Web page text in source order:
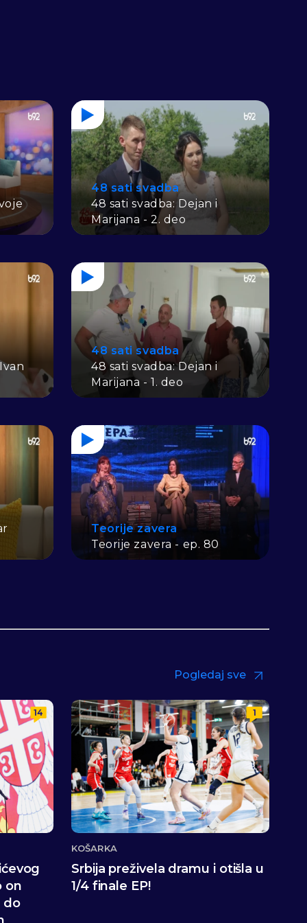
48 sati svadba
48 sati svadba: Dejan i
Marijana - 2. deo
48 sati svadba
48 sati svadba: Dejan i
Marijana - 1. deo
Teorije zavera
Teorije zavera - ep. 80
Pogledaj sve
14
on
do
1
KOŠARKA
Srbija preživela dramu i otišla u
1/4 finale EP!